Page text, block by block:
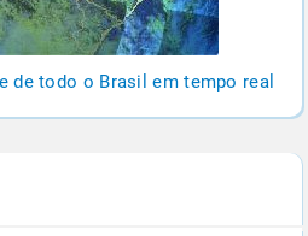
de todo o Brasil em tempo real